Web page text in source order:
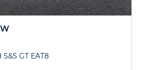
S&S GT EAT8